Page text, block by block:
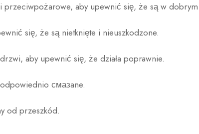
przeciwpożarowe, aby upewnić się, że są w dobrym
się, że są nietknięte i nieuszkodzone.
aby upewnić się, że działa poprawnie.
смазane.
od przeszkód.